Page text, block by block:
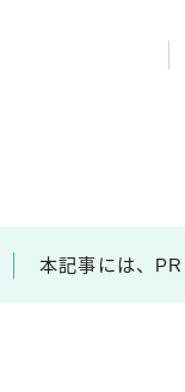
本記事には、